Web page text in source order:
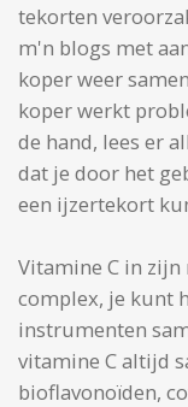
tekorten
m'n blogs met
koper weer
koper werkt
de hand, lees er
dat je door het
een ijzertekort
Vitamine C in
complex, je kunt
instrumenten
vitamine C altijd
bioflavonoïden,